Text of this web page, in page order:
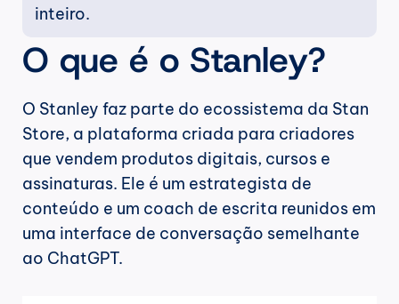
inteiro.
O que é o Stanley?
O Stanley faz parte do ecossistema da Stan
Store, a plataforma criada para criadores
que vendem produtos digitais, cursos e
assinaturas. Ele é um estrategista de
conteúdo e um coach de escrita reunidos em
uma interface de conversação semelhante
ao ChatGPT.